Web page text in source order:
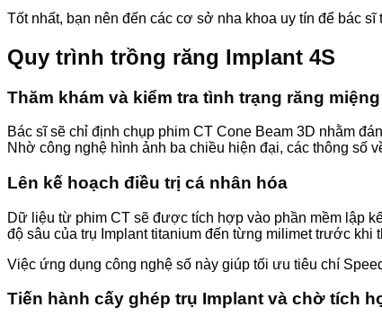
Tốt nhất, bạn nên đến các cơ sở nha khoa uy tín để bác
Quy trình trồng răng Implant 4S
Thăm khám và kiểm tra tình trạng răng miệng
Bác sĩ sẽ chỉ định chụp phim CT Cone Beam 3D nhằm
Nhờ công nghệ hình ảnh ba chiều hiện đại, các thông số
Lên kế hoạch điều trị cá nhân hóa
Dữ liệu từ phim CT sẽ được tích hợp vào phần mềm lập
độ sâu của trụ Implant titanium đến từng milimet trước khi
Việc ứng dụng công nghệ số này giúp tối ưu tiêu chí
Tiến hành cấy ghép trụ Implant và chờ tích